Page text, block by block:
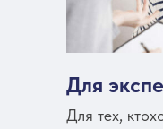
Для
Для тех,